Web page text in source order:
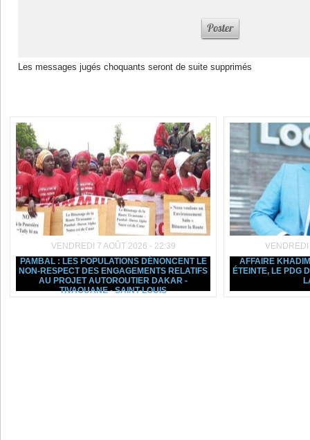
Les messages jugés choquants seront de suite supprimés
VENDREDI 7 AOÛT 2026 - 22:39
PAMBAL : LES POPULATIONS DÉNONCENT LE
NON-RESPECT DES ENGAGEMENTS RELATIFS
AU PROJET AUTOROUTIER DAKAR -
TIVAOUANE - SAINT-LOUIS
AFFAIRE
ÉTEINTE, LE PDG